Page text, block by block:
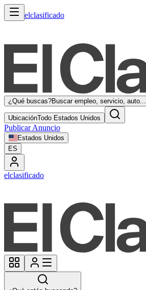
elclasificado
¿Qué buscas?Buscar empleo, servicio, auto...
UbicaciónTodo Estados Unidos
Publicar Anuncio
Estados Unidos
ES
elclasificado